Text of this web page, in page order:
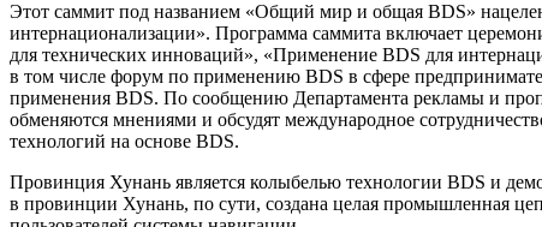
Этот саммит под названием «Общий мир и общая BDS»
интернационализации». Программа саммита включает
для технических инноваций», «Применение BDS для
в том числе форум по применению BDS в сфере
применения BDS. По сообщению Департамента рекламы и
обменяются мнениями и обсудят международное
технологий на основе BDS.
Провинция Хунань является колыбелью технологии BDS и
в провинции Хунань, по сути, создана целая промышленная